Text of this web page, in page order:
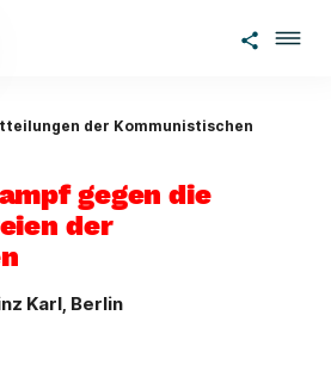
der Kommunistischen
gegen die
der
Karl, Berlin